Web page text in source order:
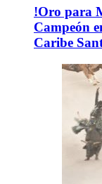
!Oro para
Campeón
Caribe